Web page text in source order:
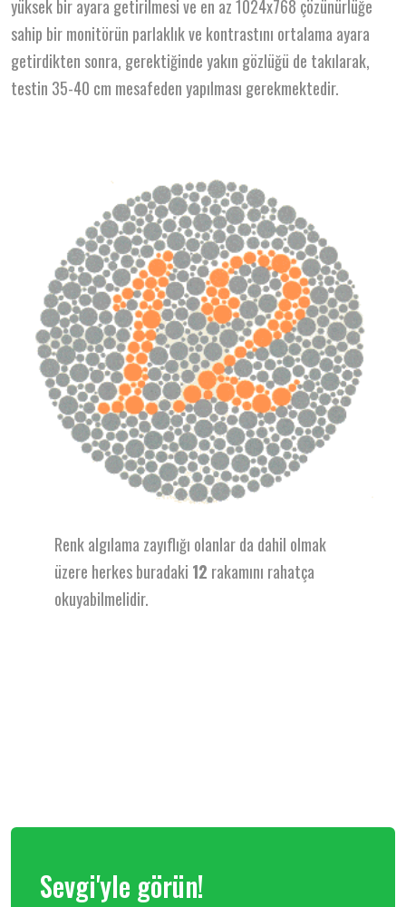
yüksek bir ayara getirilmesi ve en az 1024x768 çözünürlüğe
sahip bir monitörün parlaklık ve kontrastını ortalama ayara
getirdikten sonra, gerektiğinde yakın gözlüğü de takılarak,
testin 35-40 cm mesafeden yapılması gerekmektedir.
Renk algılama zayıflığı olanlar da dahil olmak
üzere herkes buradaki 12 rakamını rahatça
okuyabilmelidir.
Sevgi'yle görün!